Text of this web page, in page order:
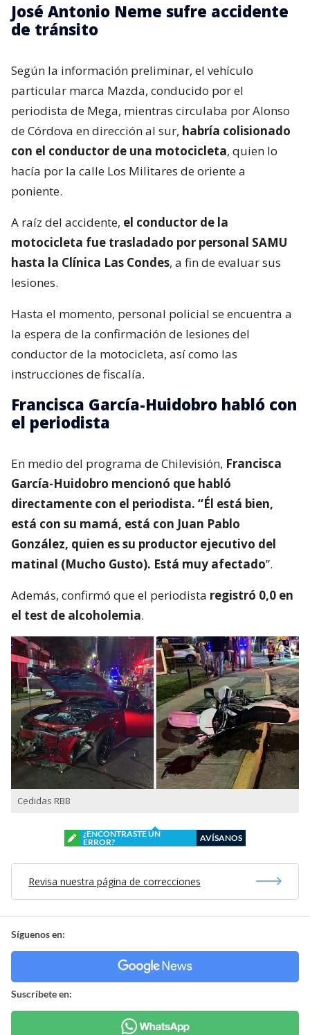
José Antonio Neme sufre accidente
de tránsito
Según la información preliminar, el vehículo
particular marca Mazda, conducido por el
periodista de Mega, mientras circulaba por Alonso
de Córdova en dirección al sur, habría colisionado
con el conductor de una motocicleta, quien lo
hacía por la calle Los Militares de oriente a
poniente.
A raíz del accidente, el conductor de la
motocicleta fue trasladado por personal SAMU
hasta la Clínica Las Condes, a fin de evaluar sus
lesiones.
Hasta el momento, personal policial se encuentra a
la espera de la confirmación de lesiones del
conductor de la motocicleta, así como las
instrucciones de fiscalía.
Francisca García-Huidobro habló con
el periodista
En medio del programa de Chilevisión, Francisca
García-Huidobro mencionó que habló
directamente con el periodista. “Él está bien,
está con su mamá, está con Juan Pablo
González, quien es su productor ejecutivo del
matinal (Mucho Gusto). Está muy afectado”.
Además, confirmó que el periodista registró 0,0 en
el test de alcoholemia.
Cedidas RBB
¿ENCONTRASTE UN
ERROR?
AVÍSANOS
Revisa nuestra página de correcciones
Síguenos en:
Suscríbete en: